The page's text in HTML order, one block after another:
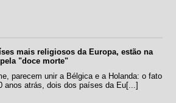
mais religiosos da Europa, estão na
"doce morte"
parecem unir a Bélgica e a Holanda: o fato
anos atrás, dois dos países da Eu[...]